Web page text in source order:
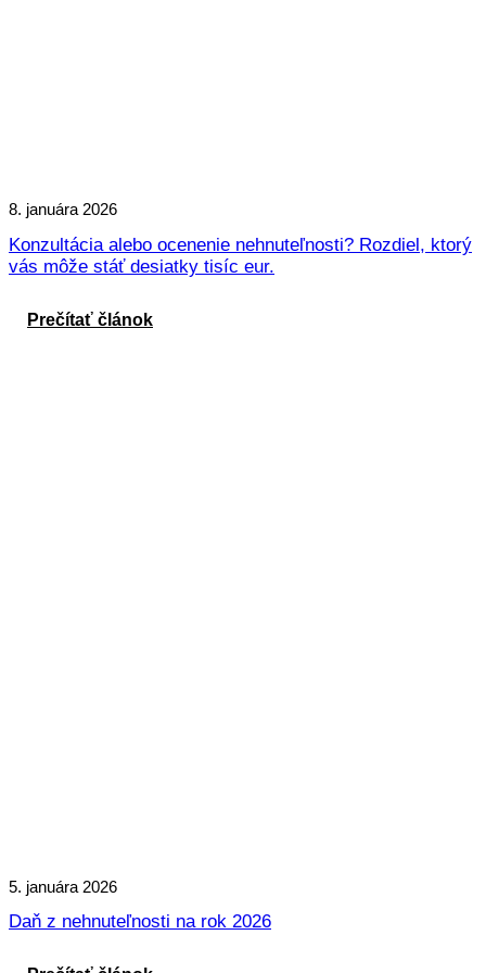
8. januára 2026
Konzultácia alebo ocenenie nehnuteľnosti? Rozdiel, ktorý
vás môže stáť desiatky tisíc eur.
Prečítať článok
5. januára 2026
Daň z nehnuteľnosti na rok 2026